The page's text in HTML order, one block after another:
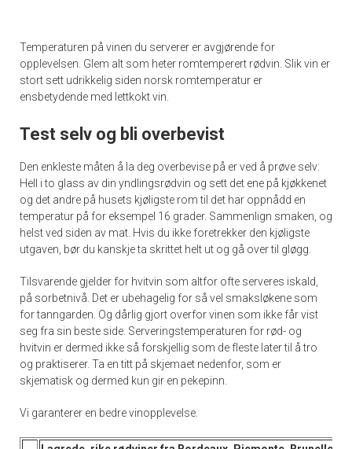
Temperaturen på vinen du serverer er avgjørende for
opplevelsen. Glem alt som heter romtemperert rødvin. Slik vin er
stort sett udrikkelig siden norsk romtemperatur er
ensbetydende med lettkokt vin.
Test selv og bli overbevist
Den enkleste måten å la deg overbevise på er ved å prøve selv:
Hell i to glass av din yndlingsrødvin og sett det ene på kjøkkenet
og det andre på husets kjøligste rom til det har oppnådd en
temperatur på for eksempel 16 grader. Sammenlign smaken, og
helst ved siden av mat. Hvis du ikke foretrekker den kjøligste
utgaven, bør du kanskje ta skrittet helt ut og gå over til gløgg.
Tilsvarende gjelder for hvitvin som altfor ofte serveres iskald,
på sorbetnivå. Det er ubehagelig for så vel smaksløkene som
for tanngarden. Og dårlig gjort overfor vinen som ikke får vist
seg fra sin beste side. Serveringstemperaturen for rød- og
hvitvin er dermed ikke så forskjellig som de fleste later til å tro
og praktiserer. Ta en titt på skjemaet nedenfor, som er
skjematisk og dermed kun gir en pekepinn.
Vi garanterer en bedre vinopplevelse.